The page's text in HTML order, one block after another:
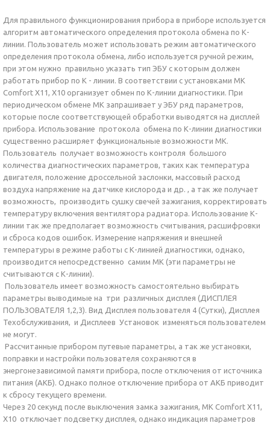
Для правильного функционирования прибора в приборе используется
алгоритм автоматического определения протокола обмена по К-
линии. Пользователь может использовать режим автоматического
определения протокола обмена, либо используется ручной режим,
при этом нужно правильно указать тип ЭБУ с которым должен
работать прибор по К - линии. В соответствии с установками МК
Comfort Х11, Х10 организует обмен по К-линии диагностики. При
периодическом обмене МК запрашивает у ЭБУ ряд параметров,
которые после соответствующей обработки выводятся на дисплей
прибора. Использование протокола обмена по К-линии диагностики
существенно расширяет функциональные возможности МК.
Пользователь получает возможность контроля большого
количества диагностических параметров, таких как температура
двигателя, положение дроссельной заслонки, массовый расход
воздуха напряжение на датчике кислорода и др. , а так же получает
возможность, производить сушку свечей зажигания, корректировать
температуру включения вентилятора радиатора. Использование К-
линии так же предполагает возможность считывания, расшифровки
и сброса кодов ошибок. Измерение напряжения и внешней
температуры в режиме работы с К-линией диагностики, однако,
производится непосредственно самим МК (эти параметры не
считываются с К-линии).
Пользователь имеет возможность самостоятельно выбирать
параметры выводимые на три различных дисплея (ДИСПЛЕЯ
ПОЛЬЗОВАТЕЛЯ 1,2,3). Вид Дисплея пользователя 4 (Сутки), Дисплея
Техобслуживания, и Дисплеев Установок изменяться пользователем
не могут.
Рассчитанные прибором путевые параметры, а так же установки,
поправки и настройки пользователя сохраняются в
энергонезависимой памяти прибора, после отключения от источника
питания (АКБ). Однако полное отключение прибора от АКБ приводит
к сбросу текущего времени.
Через 20 секунд после выключения замка зажигания, МК Comfort Х11,
Х10 отключает подсветку дисплея, однако индикация параметров